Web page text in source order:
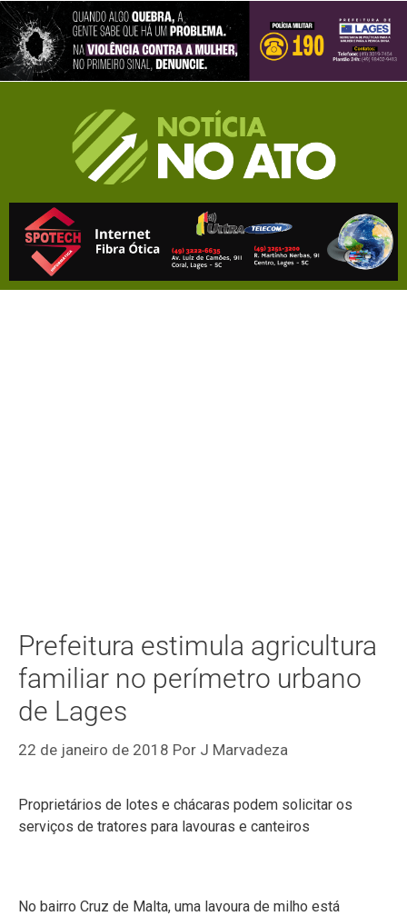
Prefeitura estimula agricultura
familiar no perímetro urbano
de Lages
22 de janeiro de 2018 Por J Marvadeza
Proprietários de lotes e chácaras podem solicitar os
serviços de tratores para lavouras e canteiros
No bairro Cruz de Malta, uma lavoura de milho está